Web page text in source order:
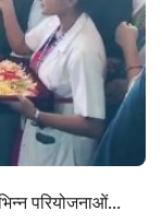
परियोजनाओं...